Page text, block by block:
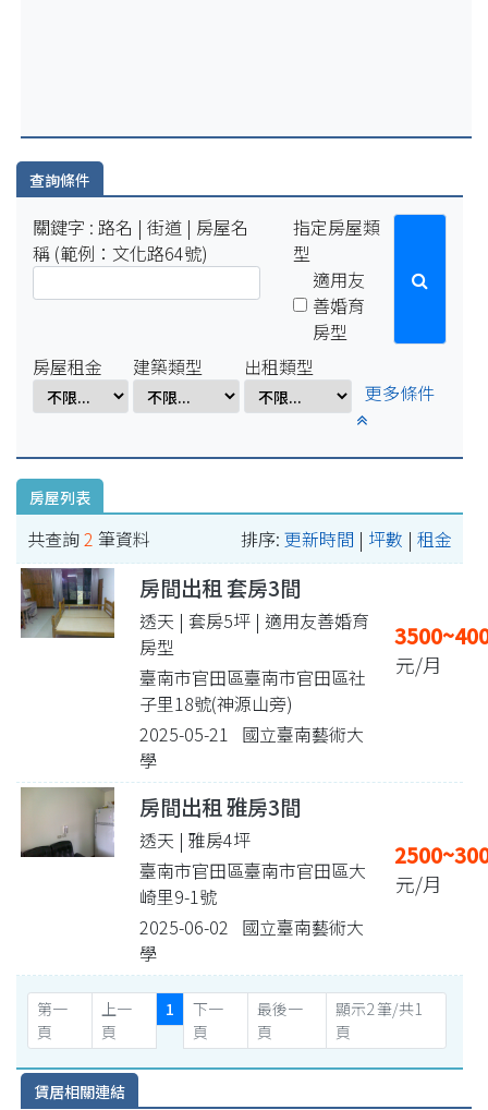
因配合學校電氣設備檢修作業，系統於114年4月1日(二)17:00-
4月7日(一)8:00將暫停服務。
查詢條件
關鍵字 : 路名 | 街道 | 房屋名
稱 (範例：文化路64號)
指定房屋類
型
適用友
善婚育
房型
房屋租金
建築類型
出租類型
更多條件
房屋列表
共查詢2 筆資料 排序: 更新時間 | 坪數 | 租金
房間出租 套房3間
透天 | 套房5坪 | 適用友善婚育
房型
臺南市官田區臺南市官田區社
子里18號(神源山旁)
2025-05-21 國立臺南藝術大
學
元/月
房間出租 雅房3間
透天 | 雅房4坪
臺南市官田區臺南市官田區大
崎里9-1號
2025-06-02 國立臺南藝術大
學
元/月
第一
頁
上一
頁
1
下一
頁
最後一
頁
顯示2 筆/共1
頁
賃居相關連結